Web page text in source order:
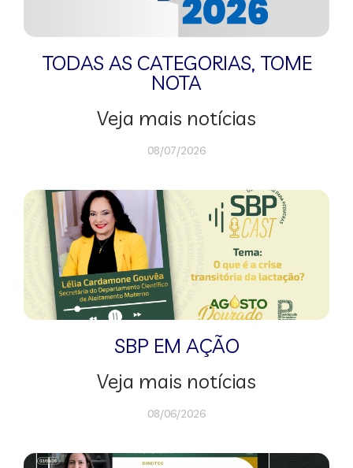
TODAS AS CATEGORIAS, TOME
NOTA
Veja mais notícias
08/07/2026
SBP EM AÇÃO
Veja mais notícias
08/06/2026